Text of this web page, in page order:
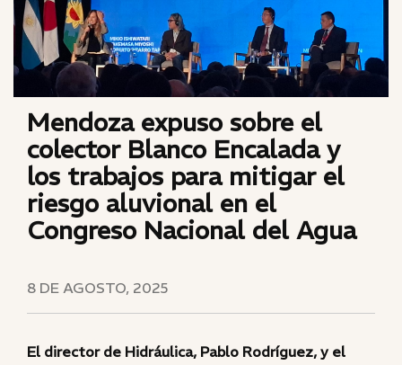
Mendoza expuso sobre el
colector Blanco Encalada y
los trabajos para mitigar el
riesgo aluvional en el
Congreso Nacional del Agua
8 DE AGOSTO, 2025
El director de Hidráulica, Pablo Rodríguez, y el